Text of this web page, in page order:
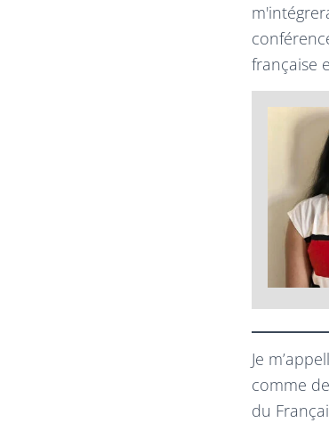
française
Je
comme
du